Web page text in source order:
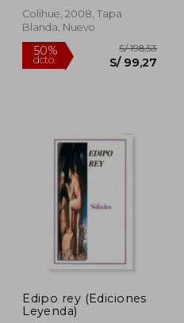
55%
dcto.
Colihue, 2008, Tapa
Blanda, Nuevo
Edipo rey (Ediciones
Leyenda)